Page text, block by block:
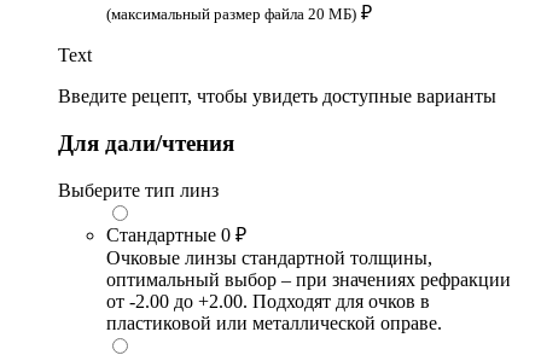
(максимальный размер файла 20 МБ) ₽
Text
Введите рецепт, чтобы увидеть доступные варианты
Для дали/чтения
Выберите тип линз
Стандартные 0 ₽
Очковые линзы стандартной толщины,
оптимальный выбор – при значениях рефракции
от -2.00 до +2.00. Подходят для очков в
пластиковой или металлической оправе.